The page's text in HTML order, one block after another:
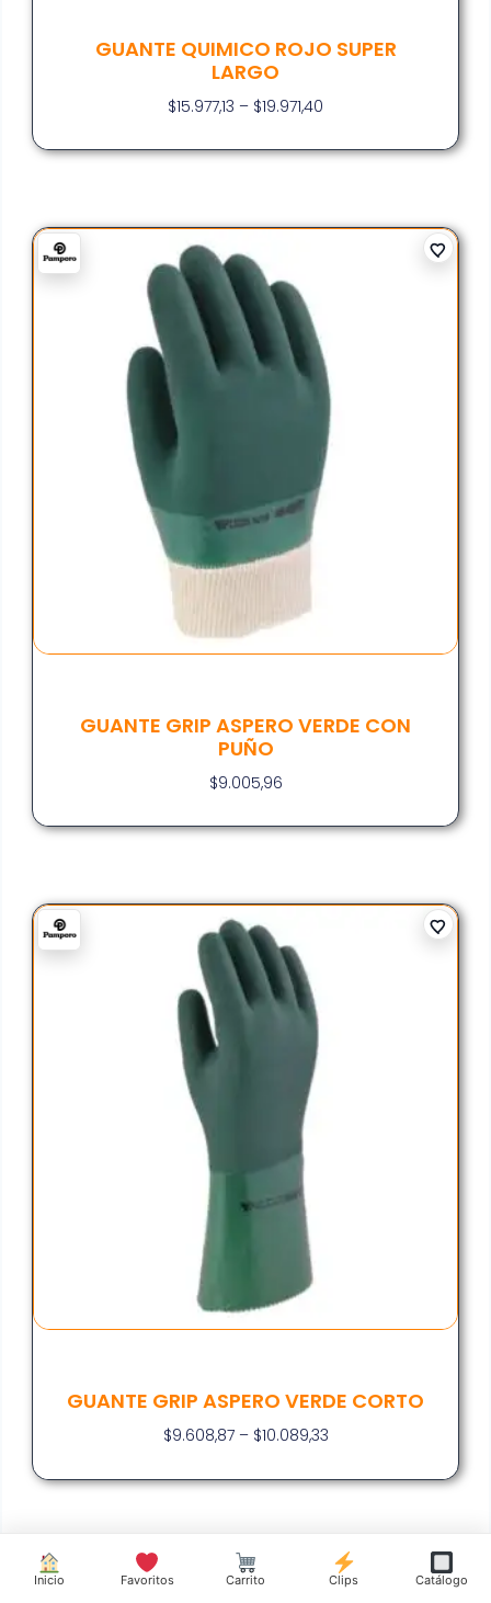
GUANTE QUIMICO ROJO SUPER
LARGO
$15.977,13 – $19.971,40
GUANTE GRIP ASPERO VERDE CON
PUÑO
$9.005,96
GUANTE GRIP ASPERO VERDE CORTO
$9.608,87 – $10.089,33
Inicio Favoritos Carrito Clips Catálogo